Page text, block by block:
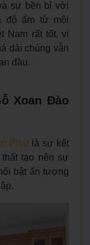
sự bền bỉ với
độ ẩm từ môi
Nam rất tốt, vì
dài chúng vẫn
đầu.
Xoan Đào
Phátlà sự kết
tạo nên sự
bật ấn tượng